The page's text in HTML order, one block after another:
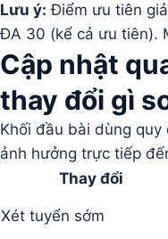
Lưu ý: Điểm ưu tiên
ĐA 30 (kể cả ưu tiên).
Cập nhật
thay đổi gì
Khối đầu bài dùng
ảnh hưởng trực tiếp
Thay đổi
Xét tuyển sớm